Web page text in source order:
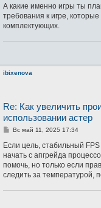
о
щ
е
и
А какие именно игры ты
требования к игре,
комплектующих.
ibixenova
Re: Как увеличить
использовании астер
С
о
щ
е
н
Вс май 11, 2025 17:34
Если цель, стабильный
начать с апгрейда
помочь, но только если
следить за температурой,